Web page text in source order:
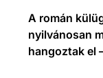
A román
nyilvánosan
hangoztak el